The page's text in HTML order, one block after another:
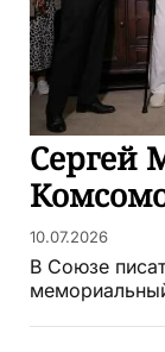
Сергей
10.07.2026
В Союзе